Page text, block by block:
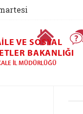
Ana Sayfa
VE SOSYAL
BAKANLIĞI
İL MÜDÜRLÜĞÜ